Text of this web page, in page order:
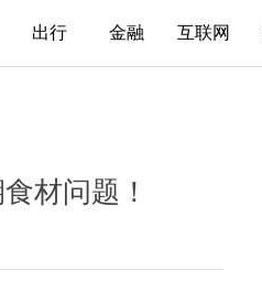
出行 金融 互联网
材问题！